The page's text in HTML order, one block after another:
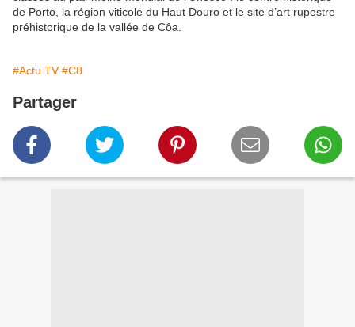
de Porto, la région viticole du Haut Douro et le site d’art rupestre
préhistorique de la vallée de Côa.
#Actu TV #C8
Partager